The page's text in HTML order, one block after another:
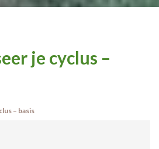
je cyclus –
– basis